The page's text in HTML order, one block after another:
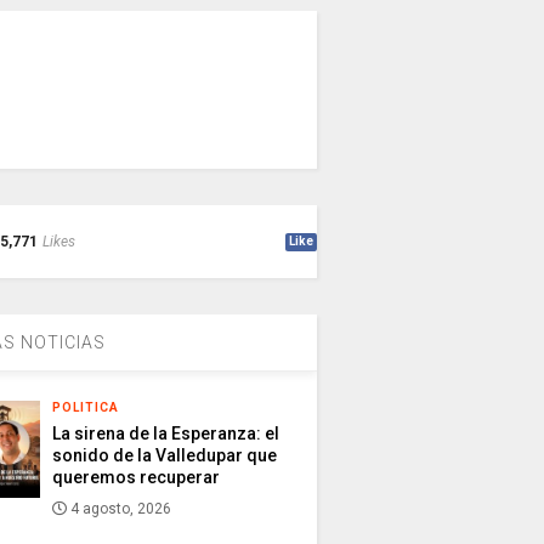
5,771 Likes Like
NOTICIAS
POLITICA
La sirena de la Esperanza: el
sonido de la Valledupar que
queremos recuperar
4 agosto, 2026